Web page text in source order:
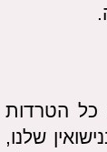
כל הטרדות
שלנו,